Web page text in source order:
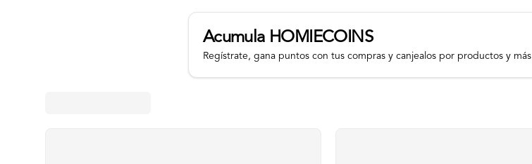
Acumula HOMIECOINS
Regístrate, gana puntos con tus compras y canjealos por productos y más